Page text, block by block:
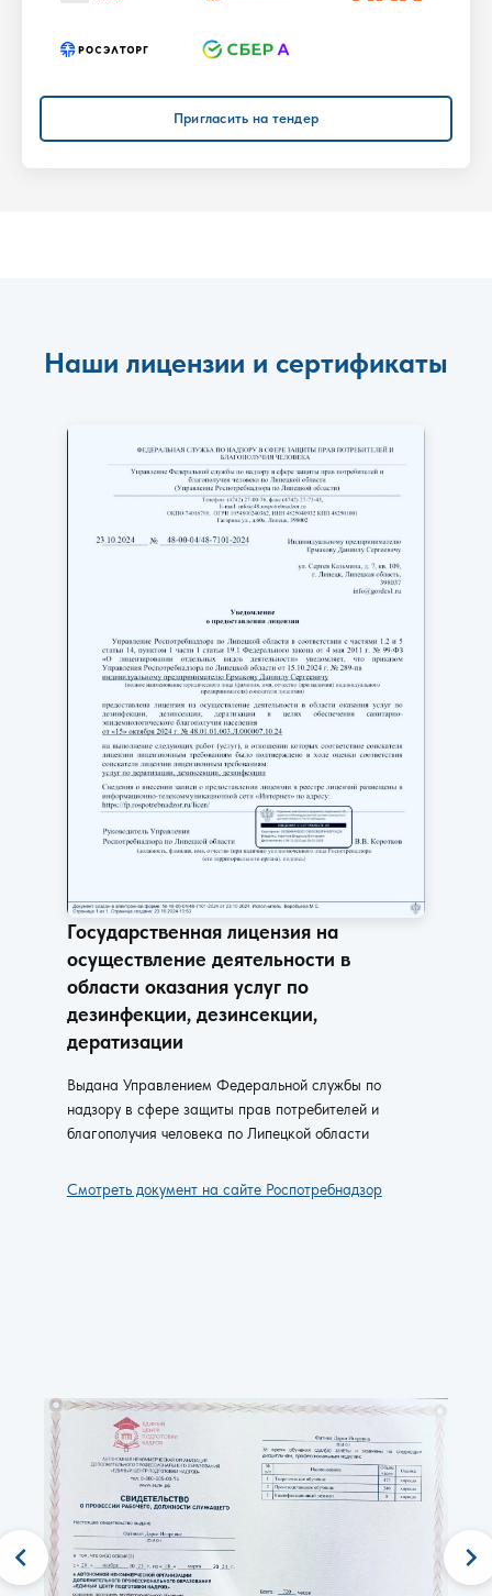
Пригласить на тендер
Наши лицензии и сертификаты
Государственная лицензия на
осуществление деятельности в
области оказания услуг по
дезинфекции, дезинсекции,
дератизации
Выдана Управлением Федеральной службы по
надзору в сфере защиты прав потребителей и
благополучия человека по Липецкой области
Смотреть документ на сайте Роспотребнадзор
chevron_left chevron_right